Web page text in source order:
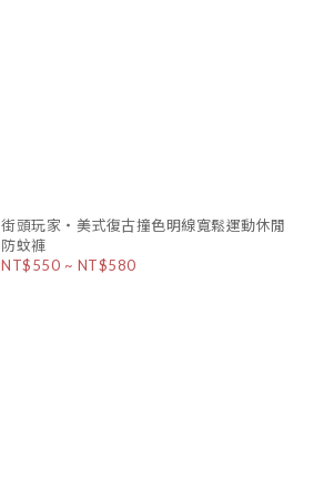
街頭玩家・美式復古撞色明線寬鬆運動休閒
防蚊褲
NT$550 ~ NT$580